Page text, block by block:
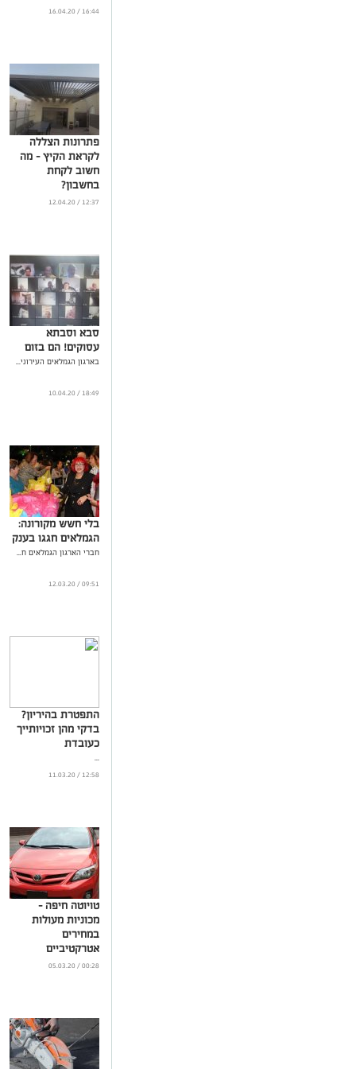
16:44 / 16.04.20
פתרונות הצללה
לקראת הקיץ – מה
חשוב לקחת
בחשבון?
...
12:37 / 12.04.20
סבא וסבתא
עסוקים! הם בזום
בארגון הגמלאים העירוני...
18:49 / 10.04.20
בלי חשש מקורונה:
הגמלאים חגגו בענק
חברי הארגון הגמלאים ח...
09:51 / 12.03.20
התפטרת בהיריון?
בדקי מהן זכויותייך
כעובדת
...
12:58 / 11.03.20
טויוטה חיפה –
מכוניות מעולות
במחירים
אטרקטיביים
...
00:28 / 05.03.20